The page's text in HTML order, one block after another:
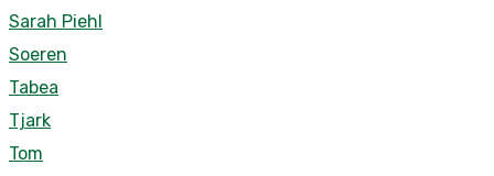
Sarah Piehl
Soeren
Tabea
Tjark
Tom